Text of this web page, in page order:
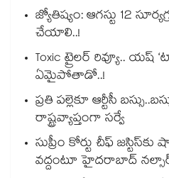
జ్యోతిష్యం: ఆగస్టు 12
చేయాలి..!
Toxic ట్రైలర్ రివ్యూ.. యష్
ఏమైపోతాడో..!
ప్రతి పల్లెకూ ఆర్టీసీ
రాష్ట్రవ్యాప్తంగా సర్వే
సుప్రీం కోర్టు చీఫ్
వద్దంటూ హైదరాబాద్ నల్సార్